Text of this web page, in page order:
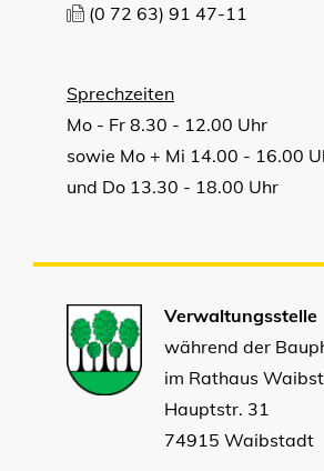
(0 72 63) 91 47-11
Sprechzeiten
Mo - Fr 8.30 - 12.00 Uhr
sowie Mo + Mi 14.00 - 16.00
und Do 13.30 - 18.00 Uhr
Verwaltungsstelle
während der
im Rathaus
Hauptstr. 31
74915 Waibstadt